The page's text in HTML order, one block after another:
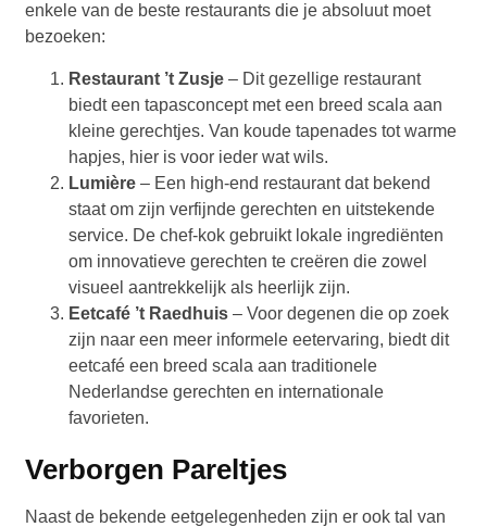
enkele van de beste restaurants die je absoluut moet
bezoeken:
Restaurant ’t Zusje – Dit gezellige restaurant
biedt een tapasconcept met een breed scala aan
kleine gerechtjes. Van koude tapenades tot warme
hapjes, hier is voor ieder wat wils.
Lumière – Een high-end restaurant dat bekend
staat om zijn verfijnde gerechten en uitstekende
service. De chef-kok gebruikt lokale ingrediënten
om innovatieve gerechten te creëren die zowel
visueel aantrekkelijk als heerlijk zijn.
Eetcafé ’t Raedhuis – Voor degenen die op zoek
zijn naar een meer informele eetervaring, biedt dit
eetcafé een breed scala aan traditionele
Nederlandse gerechten en internationale
favorieten.
Verborgen Pareltjes
Naast de bekende eetgelegenheden zijn er ook tal van